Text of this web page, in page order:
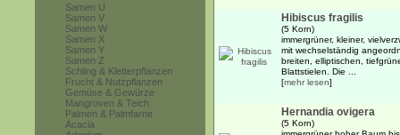
Samen U
Samen V
Samen W
Samen X
Samen Y
Samen Z
Schling & Kletterpflanzen
Frucht & Nutzpflanzen
Gemüse & Gewürze
Mangroven & Teich
Palmen & Palmfarne
Acacia
Hibiscus fragilis
(5 Korn)
immergrüner, kleiner,
mit wechselständig
breiten, elliptischen,
Blattstielen. Die ...
[mehr lesen]
Hernandia ovigera
(5 Korn)